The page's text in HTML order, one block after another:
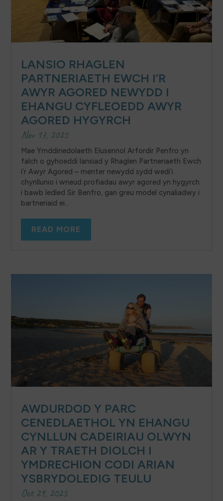
LANSIO RHAGLEN
PARTNERIAETH EWCH I’R
AWYR AGORED NEWYDD I
EHANGU CYFLEOEDD AWYR
AGORED HYGYRCH
Nov 17, 2025
Mae Ymddiriedolaeth Elusennol Arfordir Penfro yn
falch o gyhoeddi lansiad y Rhaglen Partneriaeth Ewch
i’r Awyr Agored – menter newydd sydd wedi’i
chynllunio i wneud profiadau awyr agored yn hygyrch
i bawb ledled Sir Benfro, gan greu model cynaliadwy i
bartneriaid ei...
READ MORE
AWDURDOD Y PARC
CENEDLAETHOL YN EHANGU
CYNLLUN CADEIRIAU OLWYN
AR Y TRAETH DIOLCH I
YMDRECHION CODI ARIAN
YSBRYDOLEDIG TEULU
Oct 29, 2025